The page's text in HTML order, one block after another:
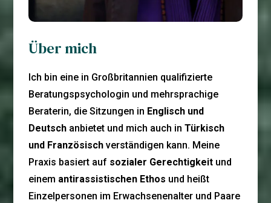
Über mich
Ich bin eine in Großbritannien qualifizierte
Beratungspsychologin und mehrsprachige
Beraterin, die Sitzungen in Englisch und
Deutsch anbietet und mich auch inTürkisch
und Französisch verständigen kann. Meine
Praxis basiert auf sozialer Gerechtigkeit und
einem antirassistischen Ethos und heißt
Einzelpersonen im Erwachsenenalter und Paare